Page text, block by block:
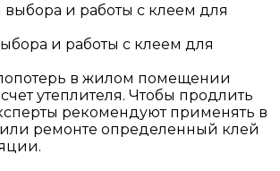
и работы с клеем для
в жилом помещении
счет утеплителя. Чтобы продлить
рекомендуют применять в
или ремонте определенный клей